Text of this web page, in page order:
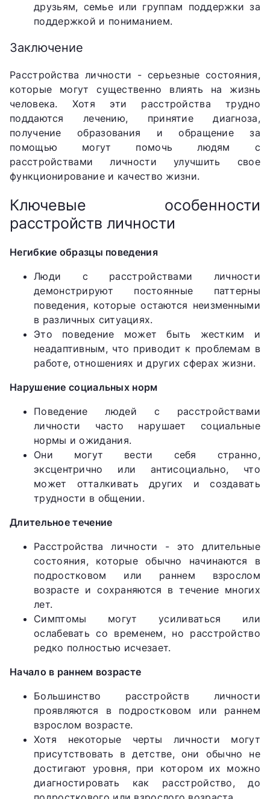
друзьям, семье или группам поддержки за
поддержкой и пониманием.
Заключение
Расстройства личности - серьезные состояния,
которые могут существенно влиять на жизнь
человека. Хотя эти расстройства трудно
поддаются лечению, принятие диагноза,
получение образования и обращение за
помощью могут помочь людям с
расстройствами личности улучшить свое
функционирование и качество жизни.
Ключевые особенности
расстройств личности
Негибкие образцы поведения
Люди с расстройствами личности
демонстрируют постоянные паттерны
поведения, которые остаются неизменными
в различных ситуациях.
Это поведение может быть жестким и
неадаптивным, что приводит к проблемам в
работе, отношениях и других сферах жизни.
Нарушение социальных норм
Поведение людей с расстройствами
личности часто нарушает социальные
нормы и ожидания.
Они могут вести себя странно,
эксцентрично или антисоциально, что
может отталкивать других и создавать
трудности в общении.
Длительное течение
Расстройства личности - это длительные
состояния, которые обычно начинаются в
подростковом или раннем взрослом
возрасте и сохраняются в течение многих
лет.
Симптомы могут усиливаться или
ослабевать со временем, но расстройство
редко полностью исчезает.
Начало в раннем возрасте
Большинство расстройств личности
проявляются в подростковом или раннем
взрослом возрасте.
Хотя некоторые черты личности могут
присутствовать в детстве, они обычно не
достигают уровня, при котором их можно
диагностировать как расстройство, до